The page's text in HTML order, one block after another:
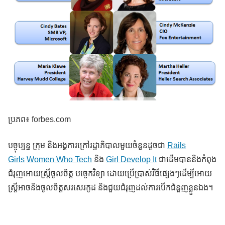
ប្រភព៖ forbes.com
បច្ចុប្បន្ន ក្រុម និងអង្គការក្រៅរដ្ឋាភិបាលមួយចំនួនដូចជា Rails
Girls Women Who Tech និង Girl Develop Itជាដើមបាននិងកំពុង
ជំរុញអោយស្ត្រីចូលចិត្ត បច្ចេកវិទ្យា ដោយប្រើប្រាស់វិធីផ្សេងៗដើម្បីអោយ
ស្ត្រីអាចនិងចូលចិត្តសរសេរកូដ និងជួយជំរុញដល់ការបើកជំនួញខ្លួនឯង។